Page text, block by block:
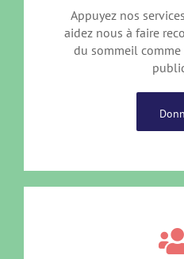
Appuyez nos
aidez nous à faire
du sommeil